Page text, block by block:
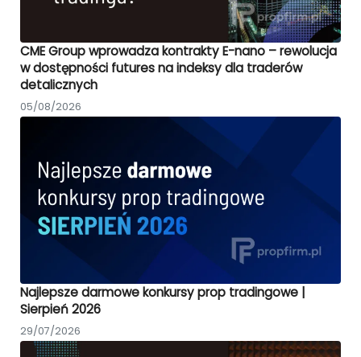
CME Group wprowadza kontrakty E-nano – rewolucja
w dostępności futures na indeksy dla traderów
detalicznych
05/08/2026
Najlepsze darmowe konkursy prop tradingowe |
Sierpień 2026
29/07/2026